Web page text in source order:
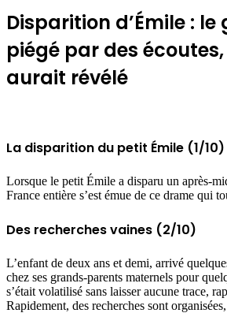
Disparition d’Émile :
piégé par des écoutes,
aurait révélé
La disparition du petit Émile (1/10)
Lorsque le petit Émile a disparu un après-
France entière s’est émue de ce drame qui
Des recherches vaines (2/10)
L’enfant de deux ans et demi, arrivé
chez ses grands-parents maternels pour
s’était volatilisé sans laisser aucune trace,
Rapidement, des recherches sont